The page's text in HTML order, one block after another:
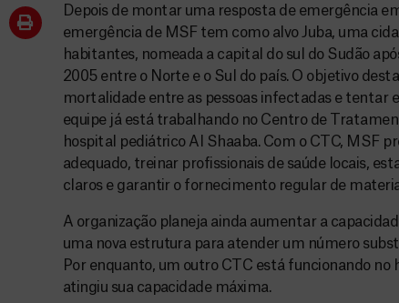
Depois de montar uma resposta de emergência
emergência de MSF tem como alvo Juba, uma
habitantes, nomeada a capital do sul do Sudão
2005 entre o Norte e o Sul do país. O objetivo
mortalidade entre as pessoas infectadas e tentar
equipe já está trabalhando no Centro de
hospital pediátrico Al Shaaba. Com o CTC, MSF
adequado, treinar profissionais de saúde locais,
claros e garantir o fornecimento regular de
A organização planeja ainda aumentar a
uma nova estrutura para atender um número
Por enquanto, um outro CTC está funcionando no
atingiu sua capacidade máxima.